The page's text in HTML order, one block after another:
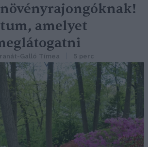
amelyet
Galló Tímea 5 perc